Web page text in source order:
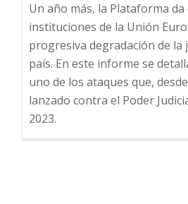
Un año más, la Plataforma da
instituciones de la Unión
progresiva degradación de la
país. En este informe se
uno de los ataques que,
lanzado contra el Poder
2023.